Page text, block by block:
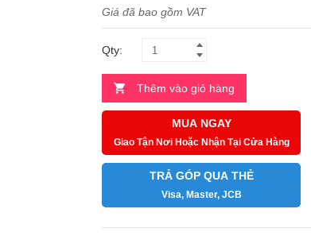
Giá đã bao gồm VAT
Qty:
Thêm vào giỏ hàng
MUA NGAY
Giao Tận Nơi Hoặc Nhận Tại Cửa Hàng
TRẢ GÓP QUA THẺ
Visa, Master, JCB